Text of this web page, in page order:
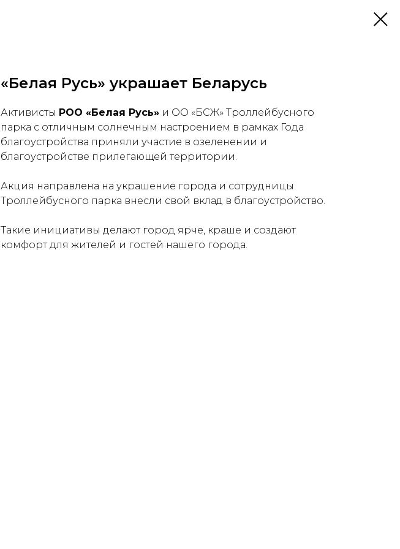
«Белая Русь» украшает Беларусь
Активисты РОО «Белая Русь» и ОО «БСЖ» Троллейбусного
парка с отличным солнечным настроением в рамках Года
благоустройства приняли участие в озеленении и
благоустройстве прилегающей территории.
Акция направлена на украшение города и сотрудницы
Троллейбусного парка внесли свой вклад в благоустройство.
Такие инициативы делают город ярче, краше и создают
комфорт для жителей и гостей нашего города.